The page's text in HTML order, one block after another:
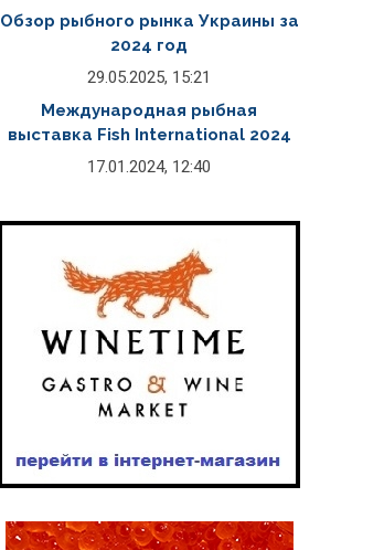
Обзор рыбного рынка Украины за
2024 год
29.05.2025, 15:21
Международная рыбная
выставка Fish International 2024
17.01.2024, 12:40